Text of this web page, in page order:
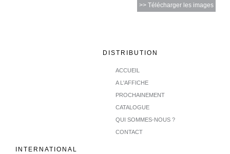
>> Télécharger les images
DISTRIBUTION
ACCUEIL
A L'AFFICHE
PROCHAINEMENT
CATALOGUE
QUI SOMMES-NOUS ?
CONTACT
INTERNATIONAL